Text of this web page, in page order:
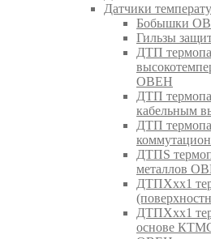
Датчики
Бобышки
Гильзы
ДТП
ОВЕН
ДТП
кабельным
ДТП
ДТПS
металлов
ДТПХхх1
ДТПХхх1
основе